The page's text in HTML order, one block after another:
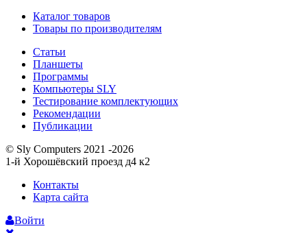
Каталог товаров
Товары по производителям
Статьи
Планшеты
Программы
Компьютеры SLY
Тестирование комплектующих
Рекомендации
Публикации
© Sly Computers 2021 -2026
1-й Хорошёвский проезд д4 к2
Контакты
Карта сайта
Войти